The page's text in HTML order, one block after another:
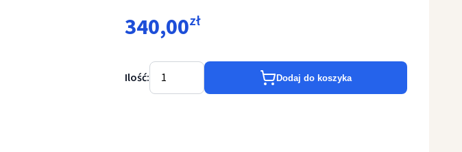
340,00zł
Ilość: Dodaj do koszyka